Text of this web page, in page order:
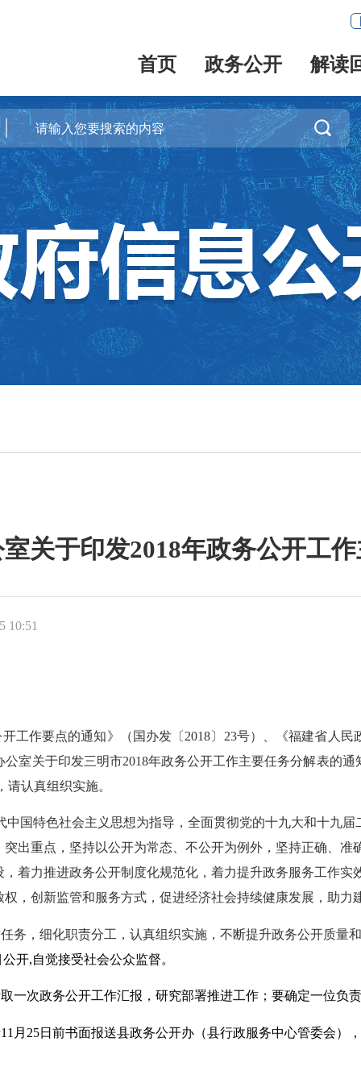
首页 政务公开 解读

关于印发2018年政务公开工
10:51
开工作要点的通知》（国办发〔2018〕23号）、《福建省人
公室关于印发三明市2018年政务公开工作主要任务分解表的通
认真组织实施。
国特色社会主义思想为指导，全面贯彻党的十九大和十九
出重点，坚持以公开为常态、不公开为例外，坚持正确、
着力推进政务公开制度化规范化，着力提升政务服务工作
，创新监管和服务方式，促进经济社会持续健康发展，助力
务，细化职责分工，认真组织实施，不断提升政务公开质量
开,自觉接受社会公众监督。
一次政务公开工作汇报，研究部署推进工作；要确定一位负
11月25日前书面报送县政务公开办（县行政服务中心管委会）